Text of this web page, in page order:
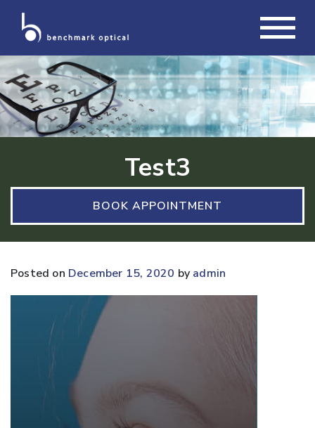
Test3
BOOK APPOINTMENT
Posted on December 15, 2020 by admin